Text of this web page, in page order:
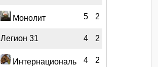
Монолит 5 2
Легион 31 4 2
Интернациональ 4 2